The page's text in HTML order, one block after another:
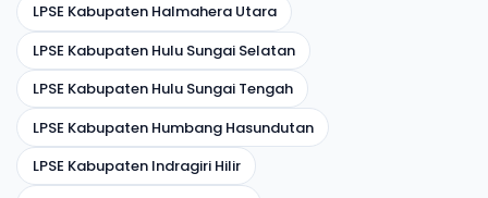
LPSE Kabupaten Halmahera Utara
LPSE Kabupaten Hulu Sungai Selatan
LPSE Kabupaten Hulu Sungai Tengah
LPSE Kabupaten Humbang Hasundutan
LPSE Kabupaten Indragiri Hilir